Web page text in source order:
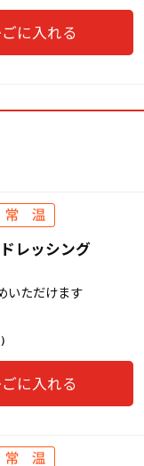
に入れる
レッシング
いただけます
に入れる